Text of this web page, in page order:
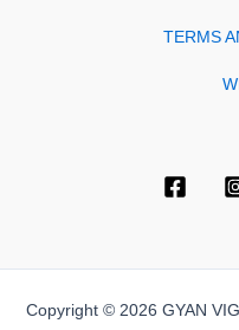
TERMS
Copyright © 2026 GYAN